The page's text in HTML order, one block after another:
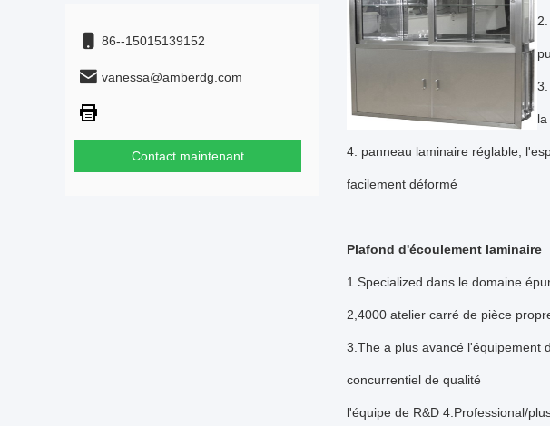
86--15015139152
vanessa@amberdg.com
Contact maintenant 4. panneau laminaire réglable,
facilement déformé
Plafond d'écoulement laminaire
1.Specialized dans le domaine
2,4000 atelier carré de pièce
3.The a plus avancé l'équipement
concurrentiel de qualité
l'équipe de R&D 4.Professional/